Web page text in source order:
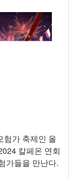
험가 축제인 올
칼페온 연회
가들을 만난다.